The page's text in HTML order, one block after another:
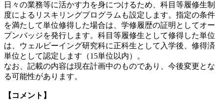
日々の業務等に活かす力を身につけるため、科目等履修生制
度によるリスキリングプログラムも設定します。指定の条件
を満たして単位修得した場合は、学修履歴の証明としてオー
プンバッジを発行します。科目等履修生として修得した単位
は、ウェルビーイング研究科に正科生として入学後、修得済
単位として認定します（15単位以内）。
なお、記載の内容は現在計画中のものであり、今後変更とな
る可能性があります。
【コメント】